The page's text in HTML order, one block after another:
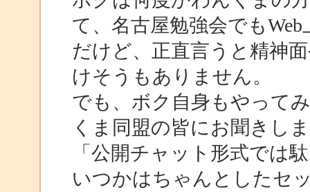
て、名古屋勉強会でも
だけど、正直言うと精神
けそうもありません。
でも、ボク自身もやって
くま同盟の皆にお聞きし
「公開チャット形式では
いつかはちゃんとしたセ